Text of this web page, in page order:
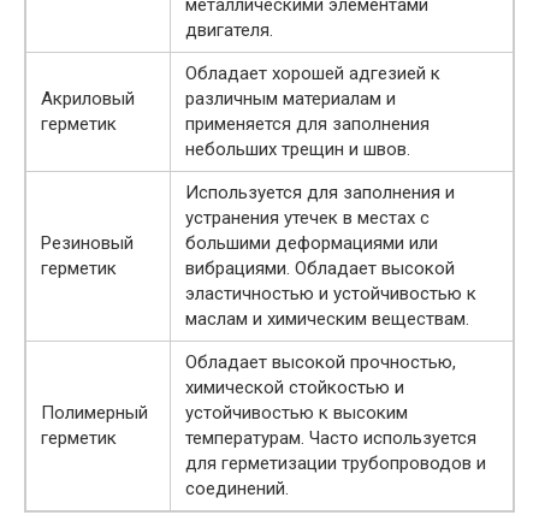
металлическими элементами
двигателя.
Акриловый
герметик
Обладает хорошей адгезией к
различным материалам и
применяется для заполнения
небольших трещин и швов.
Резиновый
герметик
Используется для заполнения и
устранения утечек в местах с
большими деформациями или
вибрациями. Обладает высокой
эластичностью и устойчивостью к
маслам и химическим веществам.
Полимерный
герметик
Обладает высокой прочностью,
химической стойкостью и
устойчивостью к высоким
температурам. Часто используется
для герметизации трубопроводов и
соединений.